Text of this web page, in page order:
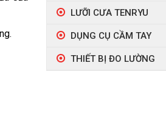
LƯỠI CƯA TENRYU
DỤNG CỤ CẦM TAY
THIẾT BỊ ĐO LƯỜNG